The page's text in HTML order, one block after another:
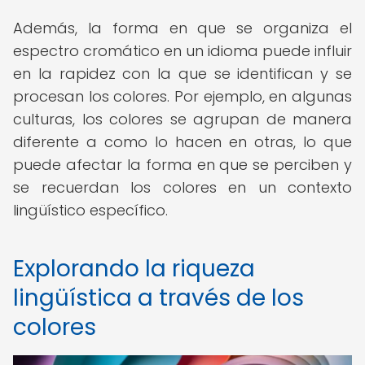
Además, la forma en que se organiza el
espectro cromático en un idioma puede influir
en la rapidez con la que se identifican y se
procesan los colores. Por ejemplo, en algunas
culturas, los colores se agrupan de manera
diferente a como lo hacen en otras, lo que
puede afectar la forma en que se perciben y
se recuerdan los colores en un contexto
lingüístico específico.
Explorando la riqueza
lingüística a través de los
colores